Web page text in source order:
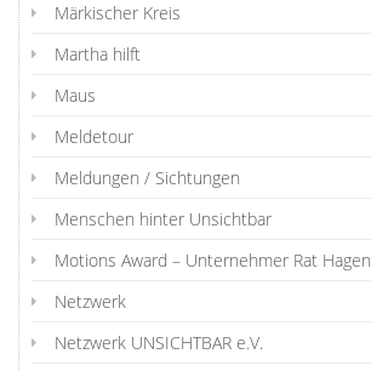
Märkischer Kreis
Martha hilft
Maus
Meldetour
Meldungen / Sichtungen
Menschen hinter Unsichtbar
Motions Award – Unternehmer Rat Hagen
Netzwerk
Netzwerk UNSICHTBAR e.V.